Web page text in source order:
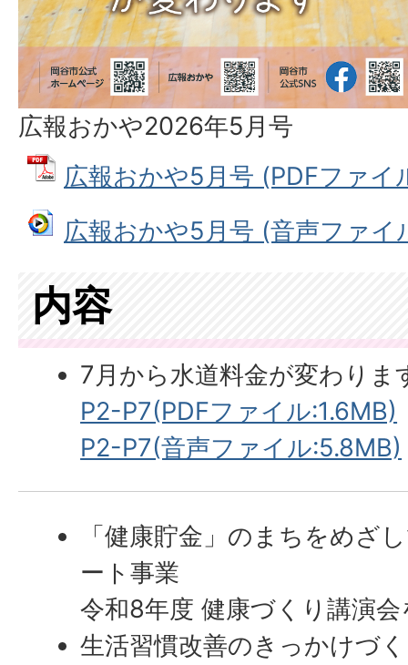
広報おかや2026年5月号
広報おかや5月号 (PDFファイ
広報おかや5月号 (音声ファイ
内容
7月から水道料金が変わりま
P2-P7(PDFファイル:1.6MB)
P2-P7(音声ファイル:5.8MB)
「健康貯金」のまちをめざ
ート事業
令和8年度 健康づくり講演
生活習慣改善のきっかけづ